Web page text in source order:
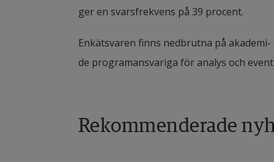
ger en svarsfrekvens på 39 procent.
Enkätsvaren finns nedbrutna på
de programansvariga för analys och
Rekommenderade